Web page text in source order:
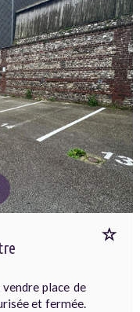
place de
et fermée.